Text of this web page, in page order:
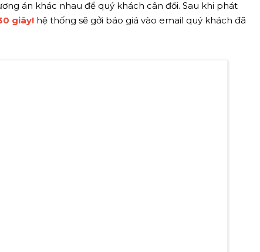
án khác nhau để quý khách cân đối. Sau khi phát
giây! hệ thống sẽ gởi báo giá vào email quý khách đã